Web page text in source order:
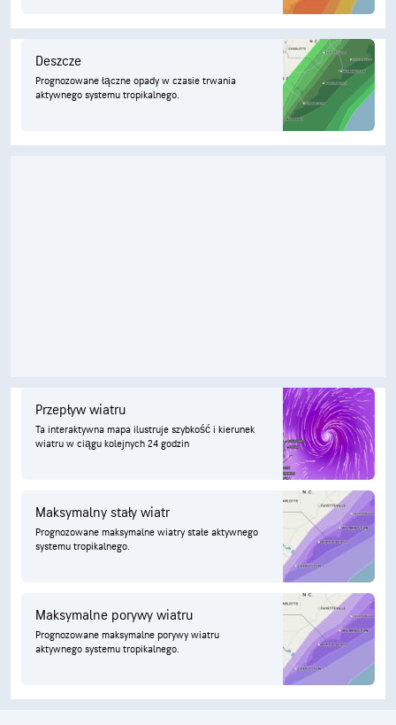
Deszcze
Prognozowane łączne opady w czasie trwania
aktywnego systemu tropikalnego.
Przepływ wiatru
Ta interaktywna mapa ilustruje szybkość i kierunek
wiatru w ciągu kolejnych 24 godzin
Maksymalny stały wiatr
Prognozowane maksymalne wiatry stałe aktywnego
systemu tropikalnego.
Maksymalne porywy wiatru
Prognozowane maksymalne porywy wiatru
aktywnego systemu tropikalnego.